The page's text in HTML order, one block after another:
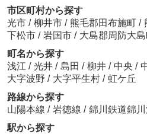
市区町村から探す
光市 / 柳井市 / 熊毛郡田布施町 /
下松市 / 岩国市 / 大島郡周防大
町名から探す
浅江 / 光井 / 島田 / 柳井 / 中央 /
大字波野 / 大字平生村 / 虹ケ丘
路線から探す
山陽本線 / 岩徳線 / 錦川鉄道錦
駅から探す